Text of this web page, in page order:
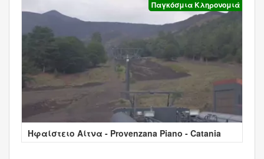
Παγκόσμια Κληρονομιά
Ηφαίστειο Αίτνα - Provenzana Piano - Catania